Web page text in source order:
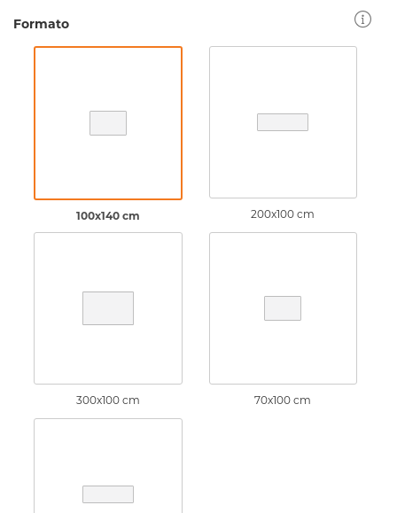
Formato
100x140 cm 200x100 cm
300x100 cm 70x100 cm